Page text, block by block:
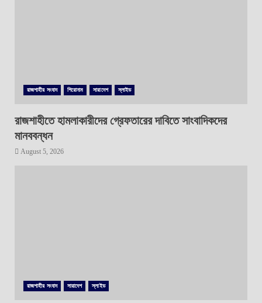
রাজশাহীর সংবাদ শিরোনাম সারাদেশ স্লাইড
রাজশাহীতে হামলাকারীদের গ্রেফতারের দাবিতে সাংবাদিকদের
মানববন্ধন
August 5, 2026
রাজশাহীর সংবাদ সারাদেশ স্লাইড